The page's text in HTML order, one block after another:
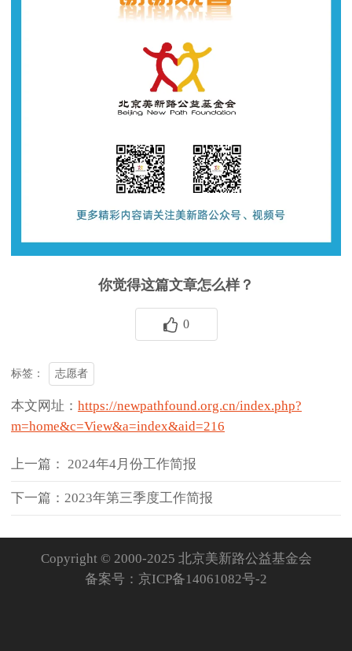
你觉得这篇文章怎么样？
0
标签： 志愿者
本文网址： https://newpathfound.org.cn/index.php?
m=home&c=View&a=index&aid=216
上一篇： 2024年4月份工作简报
下一篇：2023年第三季度工作简报
Copyright © 2000-2025 北京美新路公益基金会
备案号： 京ICP备14061082号-2